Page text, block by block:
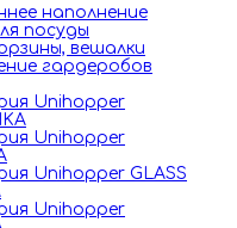
наполнение
посуды
вешалки
гардеробов
Unihopper
Unihopper
Unihopper GLASS
Unihopper